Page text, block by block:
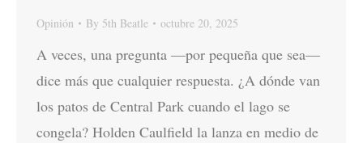
Opinión By 5th Beatle octubre 20, 2025
A veces, una pregunta —por pequeña que sea—
dice más que cualquier respuesta. ¿A dónde van
los patos de Central Park cuando el lago se
congela? Holden Caulfield la lanza en medio de